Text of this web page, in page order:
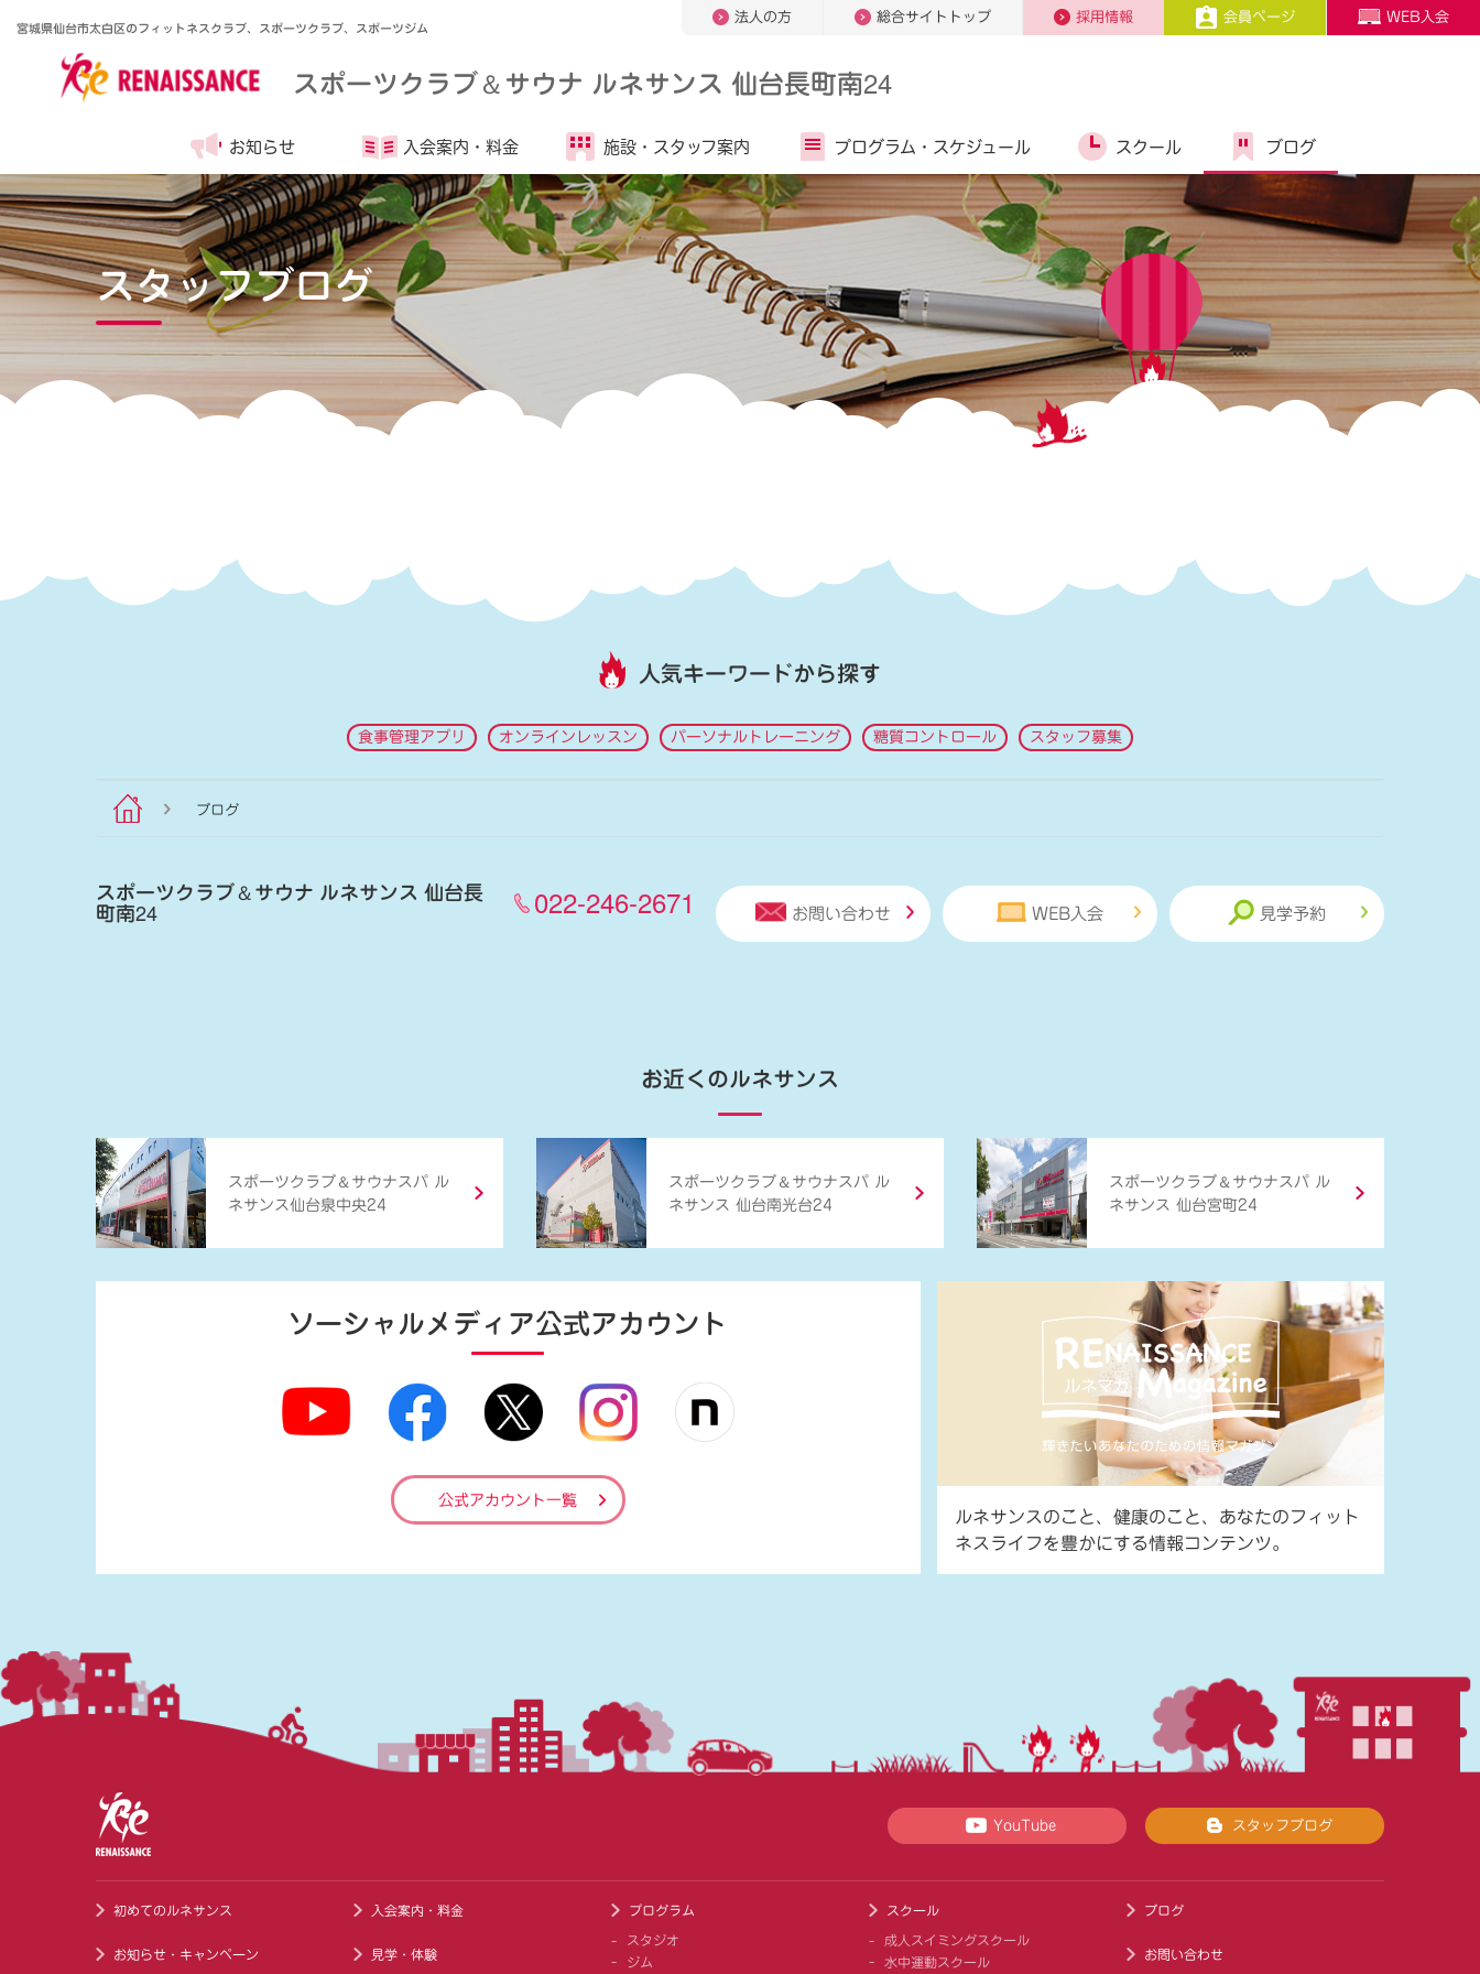
宮城県仙台市太白区のフィットネスクラブ、スポーツクラブ、スポーツジム
法人の方 総合サイトトップ 採用情報 会員ページ WEB入会
スポーツクラブ＆サウナ ルネサンス 仙台長町南24
お知らせ 入会案内・ 料金 施設・ スタッフ案内 プログラム・ スケジュール スクール ブログ
スタッフブログ
人気キーワードから探す
食事管理アプリ オンラインレッスン パーソナルトレーニング 糖質コントロール スタッフ募集
ブログ
スポーツクラブ＆サウナ ルネサンス 仙台長
町南24 022-246-2671 お問い合わせ WEB入会 見学予約
お近くのルネサンス
スポーツクラブ ＆ サウナスパ ル
ネサンス仙台泉中央24
スポーツクラブ ＆ サウナスパ ル
ネサンス 仙台南光台24
スポーツクラブ ＆ サウナスパ ル
ネサンス 仙台宮町24
ソーシャルメディア公式アカウント
公式アカウント一覧
ルネサンスのこと、健康のこと、あなたのフィット
ネスライフを豊かにする情報コンテンツ。
YouTube スタッフブログ
初めてのルネサンス
お知らせ・キャンペーン
入会案内・料金
見学・体験
プログラム
スタジオ
ジム
スクール
成人スイミングスクール
水中運動スクール
ブログ
お問い合わせ